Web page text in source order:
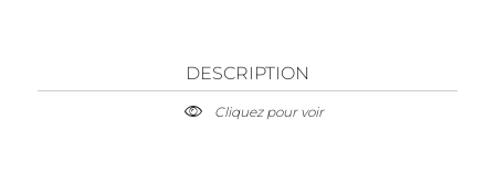
DESCRIPTION
Cliquez pour voir